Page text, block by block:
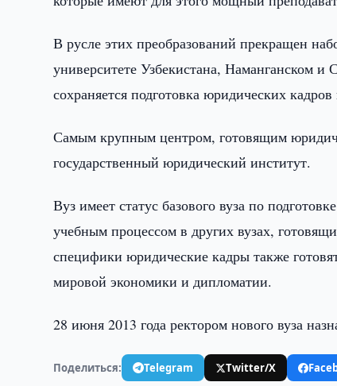
В русле этих преобразований прекращен
университете Узбекистана, Наманганском и
сохраняется подготовка юридических кадров
Самым крупным центром, готовящим
государственный юридический институт.
Вуз имеет статус базового вуза по
учебным процессом в других вузах,
специфики юридические кадры также
мировой экономики и дипломатии.
28 июня 2013 года ректором нового вуза
Поделиться: Telegram Twitter/X